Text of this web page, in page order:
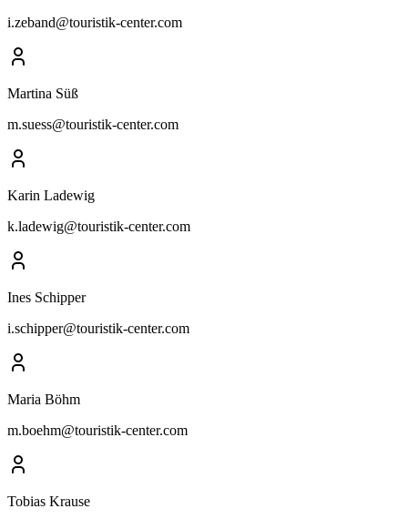
i.zeband@touristik-center.com
Martina Süß
m.suess@touristik-center.com
Karin Ladewig
k.ladewig@touristik-center.com
Ines Schipper
i.schipper@touristik-center.com
Maria Böhm
m.boehm@touristik-center.com
Tobias Krause